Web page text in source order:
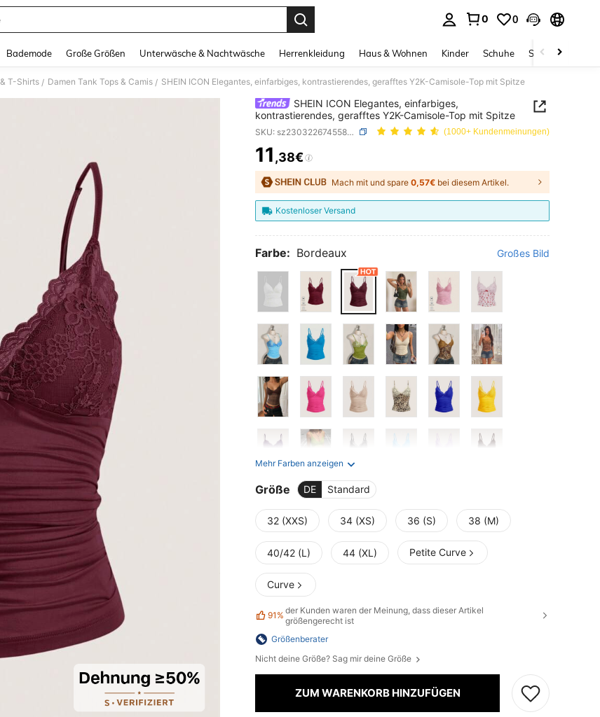
0 0
Bademode Große Größen Unterwäsche & Nachtwäsche Herrenkleidung Haus & Wohnen Kinder Schuhe Schmuck &
T-Shirts / Damen Tank Tops & Camis / SHEIN ICON Elegantes, einfarbiges, kontrastierendes, gerafftes Y2K-Camisole-Top mit Spitze
SHEIN ICON Elegantes, einfarbiges,
kontrastierendes, gerafftes Y2K-Camisole-Top mit Spitze
SKU: sz2303226745585935 (1000+ Kundenmeinungen)
PRICE AND AVAILABILITY
11,38€
Mach mit und spare 0,57€ bei diesem Artikel.
Kostenloser Versand
Farbe: Bordeaux Großes Bild
Mehr Farben anzeigen
Größe DE Standard
32 (XXS) 34 (XS) 36 (S) 38 (M)
40/42 (L) 44 (XL) Petite Curve
Curve
91% der Kunden waren der Meinung, dass dieser Artikel
größengerecht ist
Größenberater
Nicht deine Größe? Sag mir deine Größe
ZUM WARENKORB HINZUFÜGEN